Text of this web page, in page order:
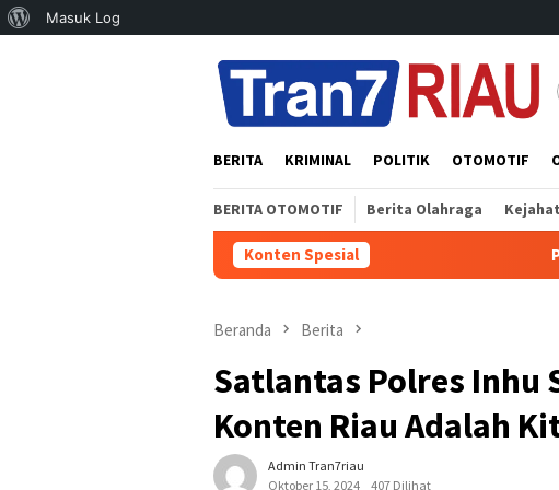
Tentang
Masuk Log
BERITA KRIMINAL POLITIK OTOMOTIF
BERITA OTOMOTIF Berita Olahraga
Konten Spesial Polsek
Beranda Berita
Satlantas Polres Inhu
Konten Riau Adalah
Admin Tran7riau
Oktober 15, 2024
407 Dilihat